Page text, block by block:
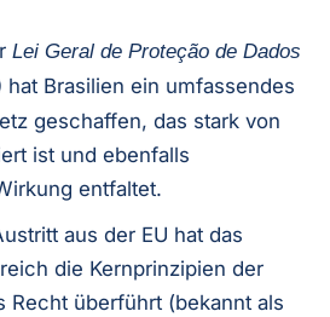
Lei Geral de Proteção de Dados
hat Brasilien ein umfassendes
geschaffen, das stark von
ist und ebenfalls
entfaltet.
aus der EU hat das
die Kernprinzipien der
Recht überführt (bekannt als